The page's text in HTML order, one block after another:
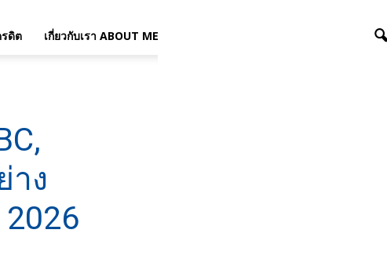
รดิต เกี่ยวกับเรา ABOUT ME
ดใส หลังเฟดหั่นดอกเบี้ย คาดปี 2026 เศรษฐกิจฟื้นตัว
าง